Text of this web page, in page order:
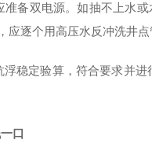
备双电源。如抽不上水
逐个用高压水反冲洗井点
稳定验算，符合要求并
口